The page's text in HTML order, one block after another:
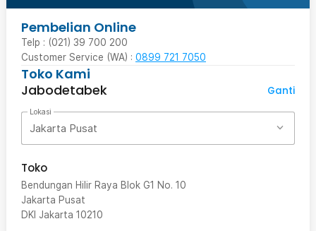
Pembelian Online
Telp : (021) 39 700 200
Customer Service (WA) : 0899 721 7050
Toko Kami
Jabodetabek
Ganti
Lokasi
Jakarta Pusat
Toko
Bendungan Hilir Raya Blok G1 No. 10
Jakarta Pusat
DKI Jakarta 10210